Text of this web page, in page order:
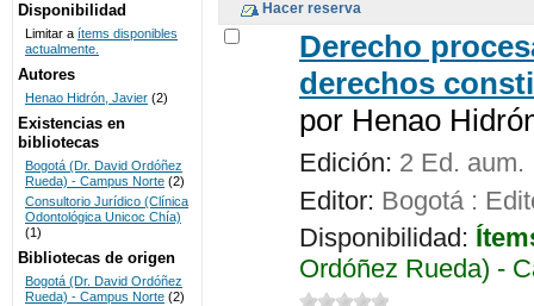
BIBLIOTECAS
UNICOC
Derecho
derechos
por Henao
Edición: 2 Ed. aum.
Editor: Bogotá :
Disponibilidad:
Ordóñez Rueda) -
Disponibilidad
Limitar a ítems disponibles
actualmente.
Autores
Henao Hidrón, Javier (2)
Existencias en
bibliotecas
Bogotá (Dr. David Ordóñez
Rueda) - Campus Norte (2)
Consultorio Jurídico (Clínica
Odontológica Unicoc Chía)
(1)
Bibliotecas de origen
Bogotá (Dr. David Ordóñez
Rueda) - Campus Norte (2)